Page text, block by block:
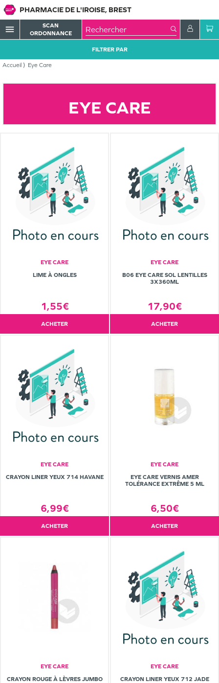
PHARMACIE DE L'IROISE, BREST
menu
SCAN
ORDONNANCE
Accueil Eye Care
FILTRER PAR
EYE CARE
EYE CARE
LIME À ONGLES
1,55€
ACHETER
EYE CARE
B06 EYE CARE SOL LENTILLES
3X360ML
17,90€
ACHETER
EYE CARE
CRAYON LINER YEUX 714 HAVANE
6,99€
ACHETER
EYE CARE
EYE CARE VERNIS AMER
TOLÉRANCE EXTRÊME 5 ML
6,50€
ACHETER
EYE CARE
CRAYON ROUGE À LÈVRES JUMBO
EYE CARE
CRAYON LINER YEUX 712 JADE